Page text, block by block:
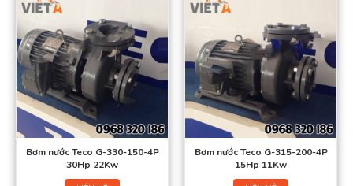
Bơm nước Teco G-330-150-4P
30Hp 22Kw
Bơm nước Teco G-315-200-4P
15Hp 11Kw